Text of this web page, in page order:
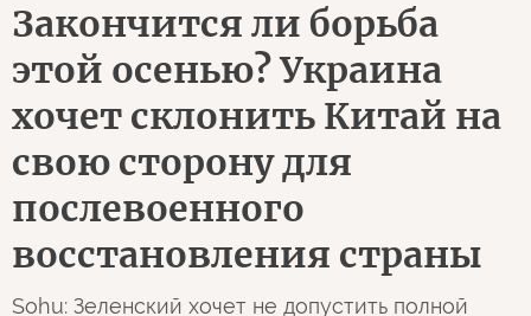
Закончится ли борьба
этой осенью? Украина
хочет склонить Китай на
свою сторону для
послевоенного
восстановления страны
Sohu: Зеленский хочет не допустить полной